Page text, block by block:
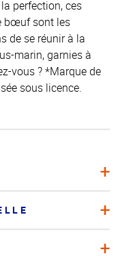
perfection, ces
bœuf sont les
de se réunir à la
marin, garnies à
vous ? *Marque de
sous licence.